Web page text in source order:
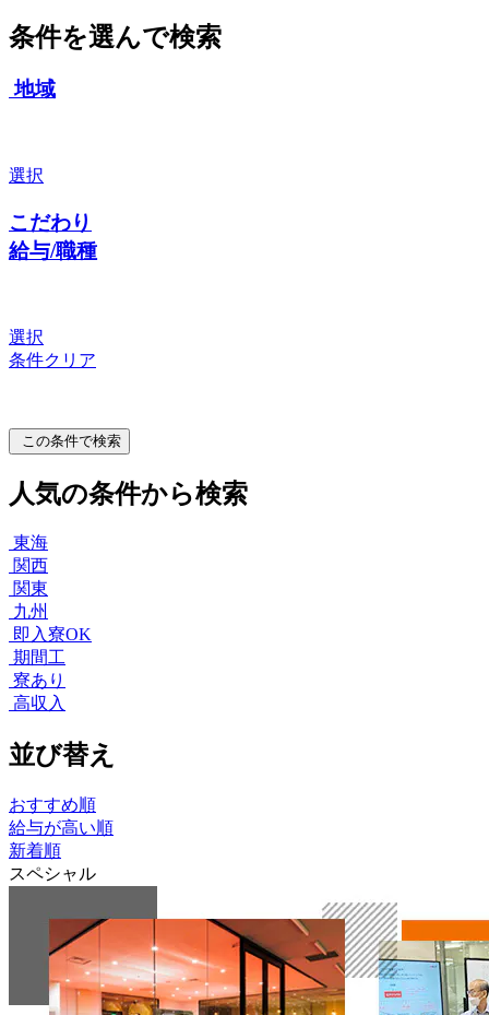
条件を選んで検索
地域
選択
こだわり
給与/職種
選択
条件クリア
この条件で検索
人気の条件から検索
東海
関西
関東
九州
即入寮OK
期間工
寮あり
高収入
並び替え
おすすめ順
給与が高い順
新着順
スペシャル